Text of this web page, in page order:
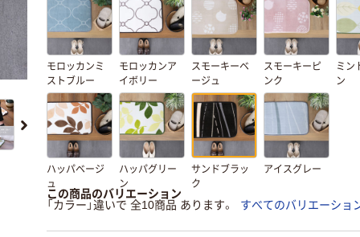
モロッカンミ
ストブルー
モロッカンア
イボリー
スモーキーベ
ージュ
スモーキーピ
ンク
ミン
ン
ハッパベージ
ュ
ハッパグリー
ン
サンドブラッ
ク
アイスグレー
この商品のバリエーション
「カラー」違いで 全10商品 あります。
すべてのバリエーショ